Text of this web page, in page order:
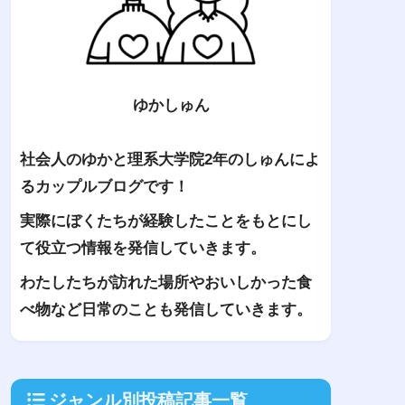
ゆかしゅん
社会人のゆかと理系大学院2年のしゅんによ
るカップルブログです！
実際にぼくたちが経験したことをもとにし
て役立つ情報を発信していきます。
わたしたちが訪れた場所やおいしかった食
べ物など日常のことも発信していきます。
ジャンル別投稿記事一覧